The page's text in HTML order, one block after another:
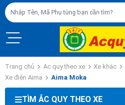
Trang chủ Ac quy theo xe Xe khác
Xe điện Aima
Aima Moka
TÌM ẮC QUY THEO XE